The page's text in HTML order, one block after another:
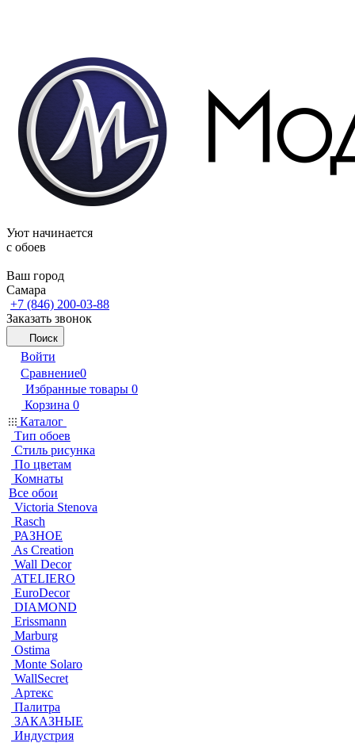
Уют начинается
c обоев
Ваш город
Самара
+7 (846) 200-03-88
Заказать звонок
Поиск
Войти
Сравнение0
Избранные товары 0
Корзина 0
Каталог
Тип обоев
Стиль рисунка
По цветам
Комнаты
Все обои
Victoria Stenova
Rasch
РАЗНОЕ
As Creation
Wall Decor
ATELIERO
EuroDecor
DIAMOND
Erissmann
Marburg
Ostima
Monte Solaro
WallSecret
Артекс
Палитра
ЗАКАЗНЫЕ
Индустрия